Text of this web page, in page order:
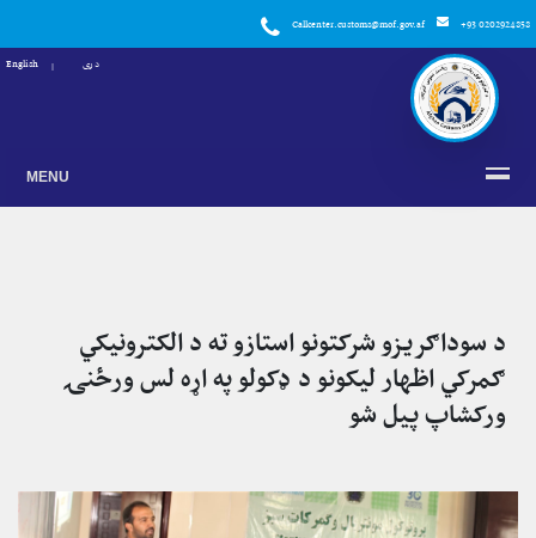
Callcenter.customs@mof.gov.af +93 0202924858
دری English
MENU
د سوداګریزو شرکتونو استازو ته د الکترونیکي
ګمرکي اظهار لیکونو د ډکولو په اړه لس ورځنۍ
ورکشاپ پیل شو